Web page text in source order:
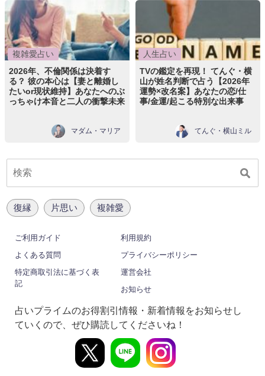
複雑愛占い
2026年、不倫関係は決着す
る？ 彼の本心は【妻と離婚し
たいor現状維持】あなたへのぶ
っちゃけ本音と二人の衝撃未来
マダム・マリア
人生占い
TVの鑑定を再現！ てんぐ・横
山が姓名判断で占う【2026年
運勢×改名案】あなたの恋/仕
事/金運/起こる特別な出来事
てんぐ・横山ミル
復縁 片思い 複雑愛
ご利用ガイド
利用規約
よくある質問
プライバシーポリシー
特定商取引法に基づく表
記
運営会社
お知らせ
占いプライムのお得割引情報・新着情報をお知らせし
ていくので、ぜひ購読してくださいね！